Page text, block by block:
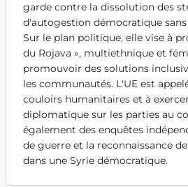
garde contre la dissolution des
d'autogestion démocratique
Sur le plan politique, elle vise à
du Rojava », multiethnique et
promouvoir des solutions
les communautés. L'UE est
couloirs humanitaires et à
diplomatique sur les parties au
également des enquêtes
de guerre et la reconnaissance
dans une Syrie démocratique.